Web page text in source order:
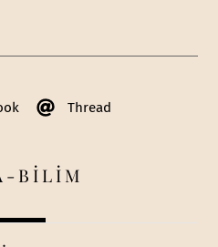
Thread
BİLİM